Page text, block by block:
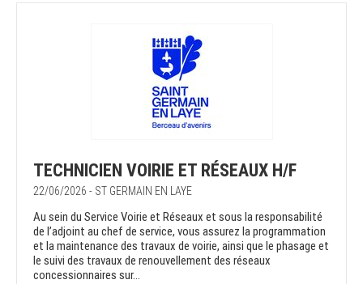
TECHNICIEN VOIRIE ET RÉSEAUX H/F
22/06/2026 - ST GERMAIN EN LAYE
Au sein du Service Voirie et Réseaux et sous la responsabilité
de l’adjoint au chef de service, vous assurez la programmation
et la maintenance des travaux de voirie, ainsi que le phasage et
le suivi des travaux de renouvellement des réseaux
concessionnaires sur...